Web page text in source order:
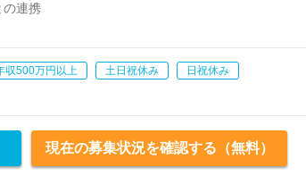
の連携
獲得、新規訪問診療先)
収500万円以上 土日祝休み
日祝休み
現在の募集状況を確認する（無料）